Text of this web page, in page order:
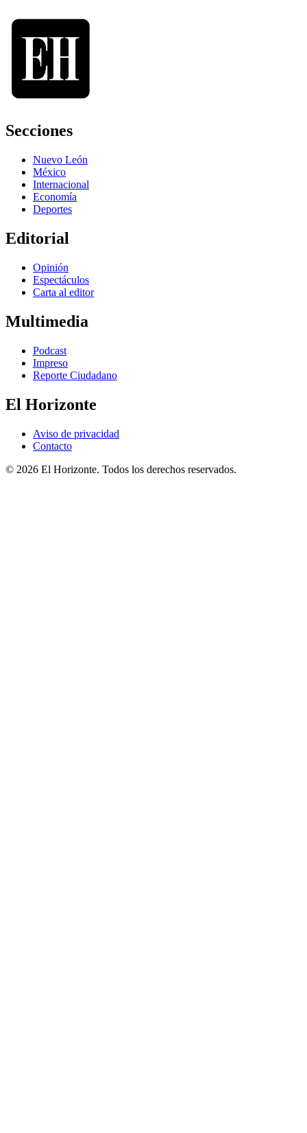
Secciones
Nuevo León
México
Internacional
Economía
Deportes
Editorial
Opinión
Espectáculos
Carta al editor
Multimedia
Podcast
Impreso
Reporte Ciudadano
El Horizonte
Aviso de privacidad
Contacto
© 2026 El Horizonte. Todos los derechos reservados.